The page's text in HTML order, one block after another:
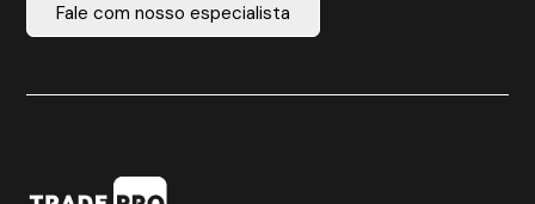
Fale com nosso especialista